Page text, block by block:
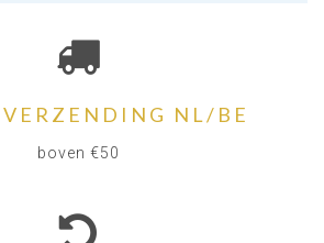
VERZENDING NL/BE
boven €50